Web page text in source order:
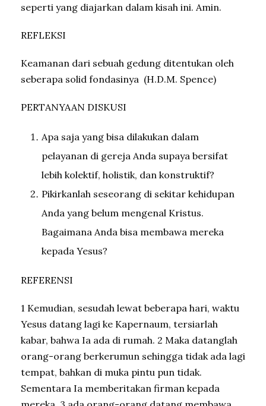
seperti yang diajarkan dalam kisah ini. Amin.
REFLEKSI
Keamanan dari sebuah gedung ditentukan oleh
seberapa solid fondasinya (H.D.M. Spence)
PERTANYAAN DISKUSI
Apa saja yang bisa dilakukan dalam
pelayanan di gereja Anda supaya bersifat
lebih kolektif, holistik, dan konstruktif?
Pikirkanlah seseorang di sekitar kehidupan
Anda yang belum mengenal Kristus.
Bagaimana Anda bisa membawa mereka
kepada Yesus?
REFERENSI
1 Kemudian, sesudah lewat beberapa hari, waktu
Yesus datang lagi ke Kapernaum, tersiarlah
kabar, bahwa Ia ada di rumah. 2 Maka datanglah
orang-orang berkerumun sehingga tidak ada lagi
tempat, bahkan di muka pintu pun tidak.
Sementara Ia memberitakan firman kepada